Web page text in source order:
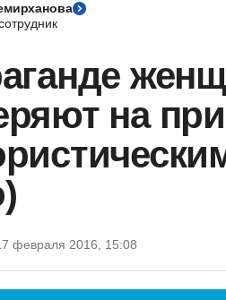
на
февраля 2016, 15:08